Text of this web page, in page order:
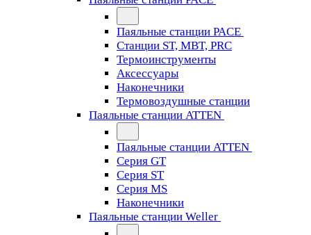
Паяльные станции PACE
Станции ST, MBT, PRC
Термоинструменты
Аксессуары
Наконечники
Термовоздушные станции
Паяльные станции ATTEN
Паяльные станции ATTEN
Серия GT
Серия ST
Серия MS
Наконечники
Паяльные станции Weller